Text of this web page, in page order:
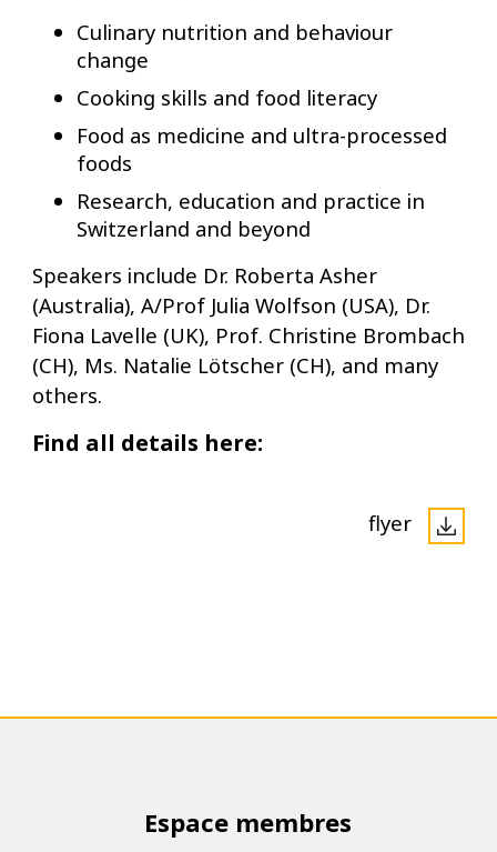
Culinary nutrition and behaviour
change
Cooking skills and food literacy
Food as medicine and ultra-processed
foods
Research, education and practice in
Switzerland and beyond
Speakers include Dr. Roberta Asher
(Australia), A/Prof Julia Wolfson (USA), Dr.
Fiona Lavelle (UK), Prof. Christine Brombach
(CH), Ms. Natalie Lötscher (CH), and many
others.
Find all details here:
flyer
Espace membres